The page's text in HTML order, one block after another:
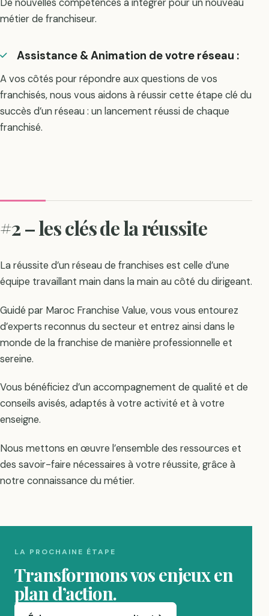
De nouvelles compétences à intégrer pour un nouveau
métier de franchiseur.
Assistance & Animation de votre réseau :
A vos côtés pour répondre aux questions de vos
franchisés, nous vous aidons à réussir cette étape clé du
succès d’un réseau : un lancement réussi de chaque
franchisé.
#2 – les clés de la réussite
La réussite d’un réseau de franchises est celle d’une
équipe travaillant main dans la main au côté du dirigeant.
Guidé par Maroc Franchise Value, vous vous entourez
d’experts reconnus du secteur et entrez ainsi dans le
monde de la franchise de manière professionnelle et
sereine.
Vous bénéficiez d’un accompagnement de qualité et de
conseils avisés, adaptés à votre activité et à votre
enseigne.
Nous mettons en œuvre l’ensemble des ressources et
des savoir-faire nécessaires à votre réussite, grâce à
notre connaissance du métier.
LA PROCHAINE ÉTAPE
Transformons vos enjeux en
plan d’action.